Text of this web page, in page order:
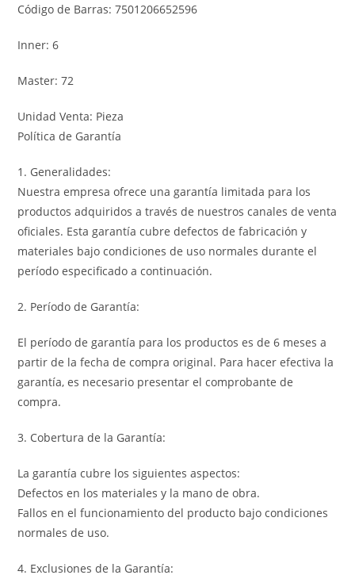
Código de Barras: 7501206652596
Inner: 6
Master: 72
Unidad Venta: Pieza
Política de Garantía
1. Generalidades:
Nuestra empresa ofrece una garantía limitada para los
productos adquiridos a través de nuestros canales de venta
oficiales. Esta garantía cubre defectos de fabricación y
materiales bajo condiciones de uso normales durante el
período especificado a continuación.
2. Período de Garantía:
El período de garantía para los productos es de 6 meses a
partir de la fecha de compra original. Para hacer efectiva la
garantía, es necesario presentar el comprobante de
compra.
3. Cobertura de la Garantía:
La garantía cubre los siguientes aspectos:
Defectos en los materiales y la mano de obra.
Fallos en el funcionamiento del producto bajo condiciones
normales de uso.
4. Exclusiones de la Garantía: